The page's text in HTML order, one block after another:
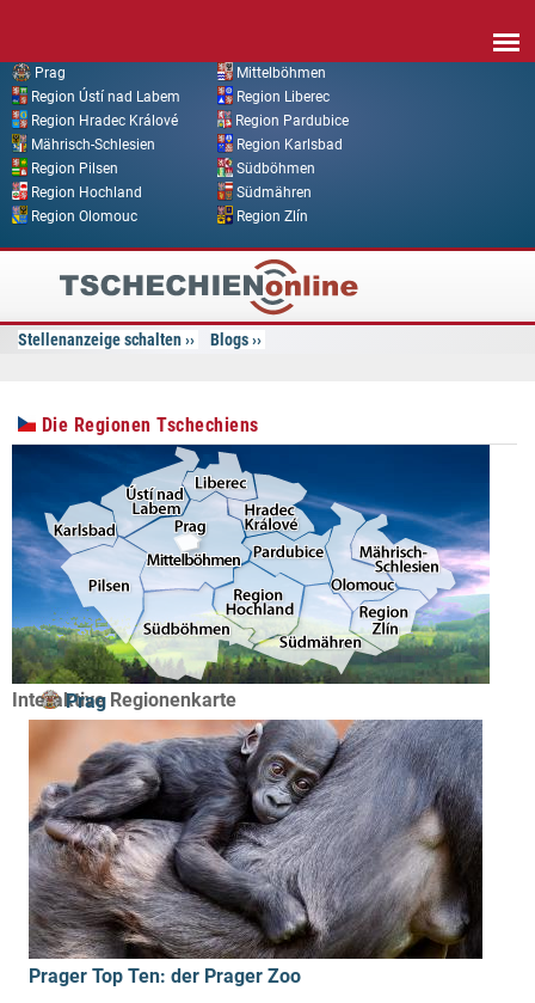
Prag
Mittelböhmen
Region Ústí nad Labem
Region Liberec
Region Hradec Králové
Region Pardubice
Mährisch-Schlesien
Region Karlsbad
Region Pilsen
Südböhmen
Region Hochland
Südmähren
Region Olomouc
Region Zlín
Tschechien
Online
Stellenanzeige schalten Blogs
Die Regionen Tschechiens
Interaktive Regionenkarte
Prag
Prager Top Ten: der Prager Zoo